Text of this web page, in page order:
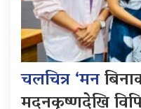
चलचित्र ‘मन